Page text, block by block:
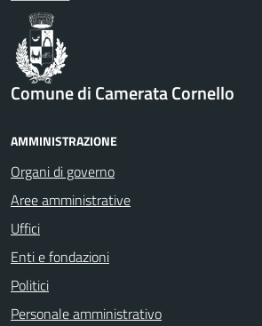
Comune di Camerata Cornello
AMMINISTRAZIONE
Organi di governo
Aree amministrative
Uffici
Enti e fondazioni
Politici
Personale amministrativo